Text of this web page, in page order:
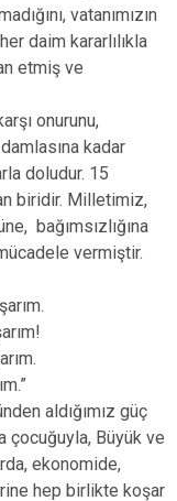
vatanımızın
daim kararlılıkla
etmiş ve
onurunu,
damlasına kadar
doludur. 15
biridir. Milletimiz,
bağımsızlığına
vermiştir.
aldığımız güç
çocuğuyla, Büyük ve
ekonomide,
hep birlikte koşar